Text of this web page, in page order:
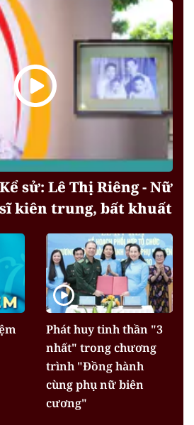
sử: Lê Thị Riêng - Nữ
kiên trung, bất khuất
Phát huy tinh thần "3
nhất" trong chương
trình "Đồng hành
cùng phụ nữ biên
cương"